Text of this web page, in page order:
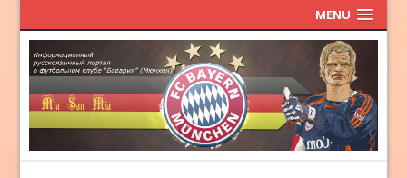
MENU